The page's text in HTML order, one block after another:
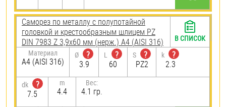
Саморез по металлу с полупотайной
головкой и крестообразным шлицем PZ
DIN 7983 Z 3,9х60 мм (нерж.) A4 (AISI 316)
Материал
A4 (AISI 316)
Ø
?
3.9
L
?
60
S
?
PZ2
k
?
2.3
dk
?
7.5
m
4.4
Вес:
4.1 гр.
В СПИСОК